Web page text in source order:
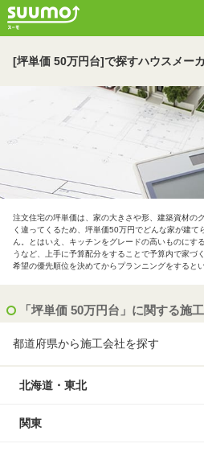
[坪単価 50万円台]で探すハウスメー
注文住宅の坪単価は、家の大きさや形、建築資材の
く違ってくるため、坪単価50万円でどんな家が建て
ん。とはいえ、キッチンをグレードの高いものにす
うなど、上手に予算配分をすることで予算内で家づ
希望の優先順位を決めてからプランニングをすると
「坪単価 50万円台」に関する施
都道府県から施工会社を探す
北海道・東北
北海道
関東